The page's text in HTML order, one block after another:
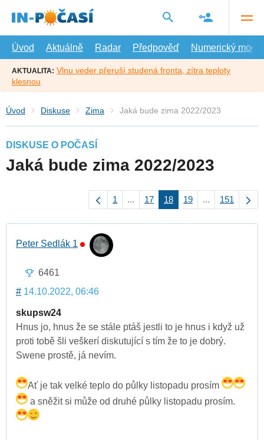
hlavní
Úvod
Aktuálně Radar Předpověď Numerický model
AKTUALITA: Vlnu veder přeruší studená fronta, zítra teploty
klesnou
Úvod Diskuse Zima Jaká bude zima 2022/2023
DISKUSE O POČASÍ
Jaká bude zima 2022/2023
1 ... 17 18 19 ... 151
Peter Sedlák 1
6461
# 14.10.2022, 06:46
skupsw24
Hnus jo, hnus že se stále ptáš jestli to je hnus i když už
proti tobě šli veškerí diskutující s tím že to je dobrý.
Swene prostě, já nevím.
Ať je tak velké teplo do půlky listopadu prosím
a sněžit si může od druhé půlky listopadu prosím.